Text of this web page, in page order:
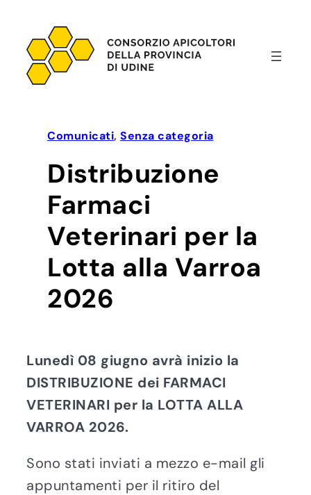
contenuto
Comunicati, Senza categoria
Distribuzione
Farmaci
Veterinari per la
Lotta alla Varroa
2026
Lunedì 08 giugno avrà inizio la
DISTRIBUZIONE dei FARMACI
VETERINARI per la LOTTA ALLA
VARROA 2026.
Sono stati inviati a mezzo e-mail gli
appuntamenti per il ritiro del